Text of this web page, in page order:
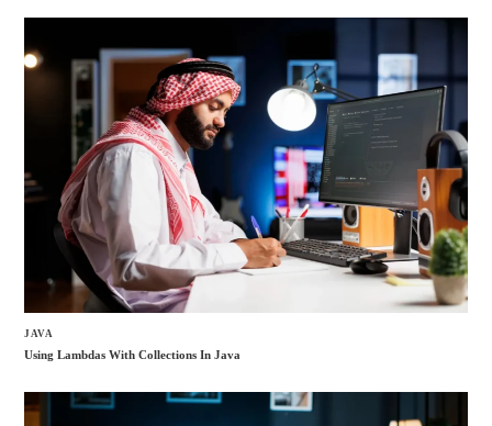
JAVA
Using Lambdas With Collections In Java